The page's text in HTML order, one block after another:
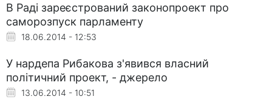
В Раді зареєстрований законопроект про
саморозпуск парламенту
18.06.2014 - 12:53
У нардепа Рибакова з'явився власний
політичний проект, - джерело
13.06.2014 - 10:51